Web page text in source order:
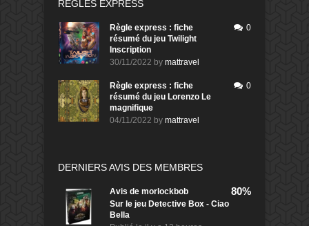
RÈGLES EXPRESS
Règle express : fiche
résumé du jeu Twilight
Inscription
30/11/2022 by mattravel
0
Règle express : fiche
résumé du jeu Lorenzo Le
magnifique
04/11/2022 by mattravel
0
DERNIERS AVIS DES MEMBRES
Avis de morlockbob
Sur le jeu Detective Box - Ciao
Bella
80%